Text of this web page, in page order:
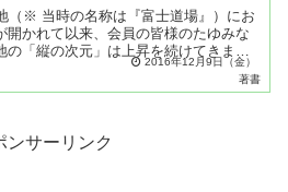
（※ 当時の名称は『富士道場』）にお
開かれて以来、会員の皆様のたゆみな
の「縦の次元」は上昇を続けてきまし
を機に、富士聖地の「横の次元」...
2016年12月9日（金）
著書
ンサーリンク